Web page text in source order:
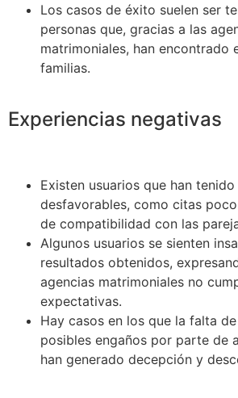
Los casos de éxito suelen ser
personas que, gracias a las
matrimoniales, han encontrado
familias.
Experiencias negativas
Existen usuarios que han
desfavorables, como citas
de compatibilidad con las
Algunos usuarios se sienten
resultados obtenidos,
agencias matrimoniales no
expectativas.
Hay casos en los que la falta
posibles engaños por parte de
han generado decepción y